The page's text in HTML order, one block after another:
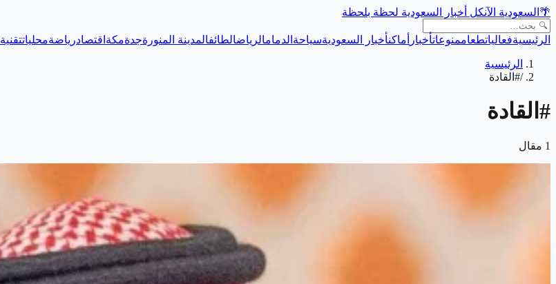
🌴 السعودية الآنكل أخبار السعودية لحظة بلحظة
الرئيسيةفعالياتطعاممنوعاتأخبار أماكنأخبار السعوديةسياحة الدمامالرياضالطائفالمدينة المنورةجدةمكة اقتصادرياضةمحلياتتقنية
الرئيسية
/#القادة
# القادة
1 مقال